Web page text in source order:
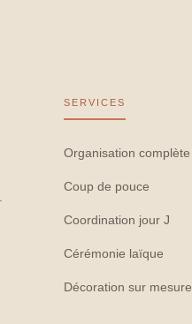
SERVICES
Organisation complète
Coup de pouce
Coordination jour J
Cérémonie laïque
Décoration sur mesure